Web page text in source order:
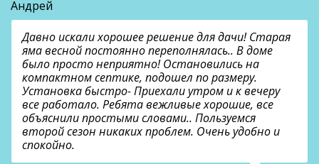
Андрей
Давно искали хорошее решение для дачи! Старая
яма весной постоянно переполнялась.. В доме
было просто неприятно! Остановились на
компактном септике, подошел по размеру.
Установка быстро- Приехали утром и к вечеру
все работало. Ребята вежливые хорошие, все
объяснили простыми словами.. Пользуемся
второй сезон никаких проблем. Очень удобно и
спокойно.